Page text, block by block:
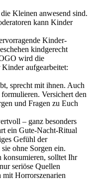
Kleinen anwesend sind.
kann Kinder
Kinder-
kindgerecht
wird die
aufgearbeitet:
sprecht mit ihnen. Auch
Versichert den
und Fragen zu Euch
– ganz besonders
ein Gute-Nacht-Ritual
Gefühl der
ohne Sorgen ein.
konsumieren, solltet Ihr
seriöse Quellen
mit Horrorszenarien